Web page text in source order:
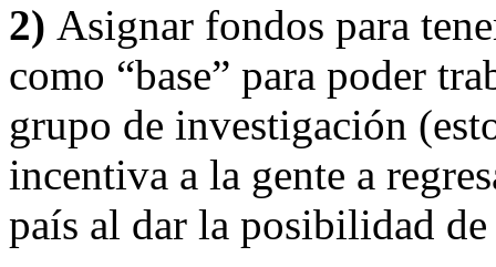
2) Asignar fondos para
como “base” para poder
grupo de investigación
incentiva a la gente a
país al dar la posibilidad